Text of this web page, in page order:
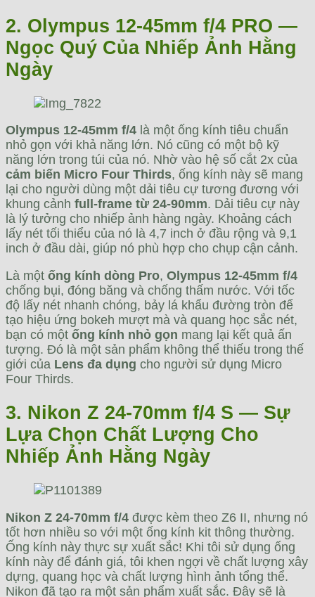
2. Olympus 12-45mm f/4 PRO —
Ngọc Quý Của Nhiếp Ảnh Hằng
Ngày
Olympus 12-45mm f/4 là một ống kính tiêu chuẩn
nhỏ gọn với khả năng lớn. Nó cũng có một bộ kỹ
năng lớn trong túi của nó. Nhờ vào hệ số cắt 2x của
cảm biến Micro Four Thirds, ống kính này sẽ mang
lại cho người dùng một dải tiêu cự tương đương với
khung cảnh full-frame từ 24-90mm. Dải tiêu cự này
là lý tưởng cho nhiếp ảnh hàng ngày. Khoảng cách
lấy nét tối thiểu của nó là 4,7 inch ở đầu rộng và 9,1
inch ở đầu dài, giúp nó phù hợp cho chụp cận cảnh.
Là một ống kính dòng Pro, Olympus 12-45mm f/4
chống bụi, đóng băng và chống thấm nước. Với tốc
độ lấy nét nhanh chóng, bảy lá khẩu đường tròn để
tạo hiệu ứng bokeh mượt mà và quang học sắc nét,
bạn có một ống kính nhỏ gọn mang lại kết quả ấn
tượng. Đó là một sản phẩm không thể thiếu trong thế
giới của Lens đa dụng cho người sử dụng Micro
Four Thirds.
3. Nikon Z 24-70mm f/4 S — Sự
Lựa Chọn Chất Lượng Cho
Nhiếp Ảnh Hằng Ngày
Nikon Z 24-70mm f/4 được kèm theo Z6 II, nhưng nó
tốt hơn nhiều so với một ống kính kit thông thường.
Ống kính này thực sự xuất sắc! Khi tôi sử dụng ống
kính này để đánh giá, tôi khen ngợi về chất lượng xây
dựng, quang học và chất lượng hình ảnh tổng thể.
Nikon đã tạo ra một sản phẩm xuất sắc. Đây sẽ là